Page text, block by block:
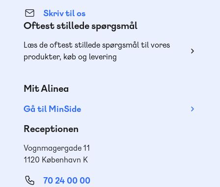
Skriv til os
Oftest stillede spørgsmål
Læs de oftest stillede spørgsmål til vores
produkter, køb og levering
Mit Alinea
Gå til MinSide
Receptionen
Vognmagergade 11
1120 København K
70 24 00 00